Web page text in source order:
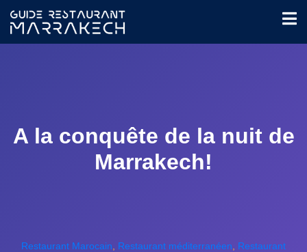
A la conquête de la nuit de
Marrakech!
Restaurant Marocain Restaurant méditerranéen
Restaurant